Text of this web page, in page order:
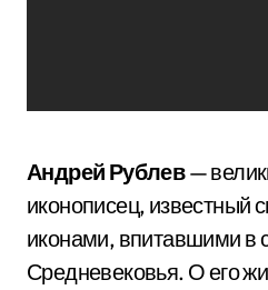
Андрей Рублев—
иконописец, известный
иконами, впитавшими в
Средневековья. О его